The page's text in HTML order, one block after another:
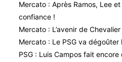
Mercato : Après Ramos, Lee
confiance !
Mercato : L’avenir de
Mercato : Le PSG va
PSG : Luis Campos fait